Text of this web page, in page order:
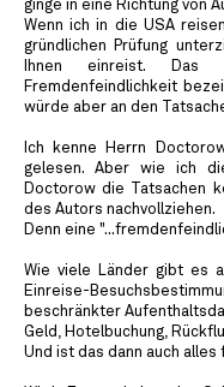
ginge in eine Richtung von
Wenn ich in die USA
gründlichen Prüfung
Ihnen einreist.
Fremdenfeindlichkeit
würde aber an den
Ich kenne Herrn
gelesen. Aber wie ich
Doctorow die Tatsachen
des Autors nachvollziehen.
Denn eine
Wie viele Länder gibt es
Einreise-
beschränkter
Geld, Hotelbuchung,
Und ist das dann auch